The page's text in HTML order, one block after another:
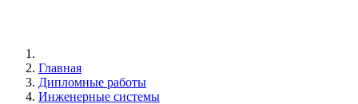
Главная
Дипломные работы
Инженерные системы